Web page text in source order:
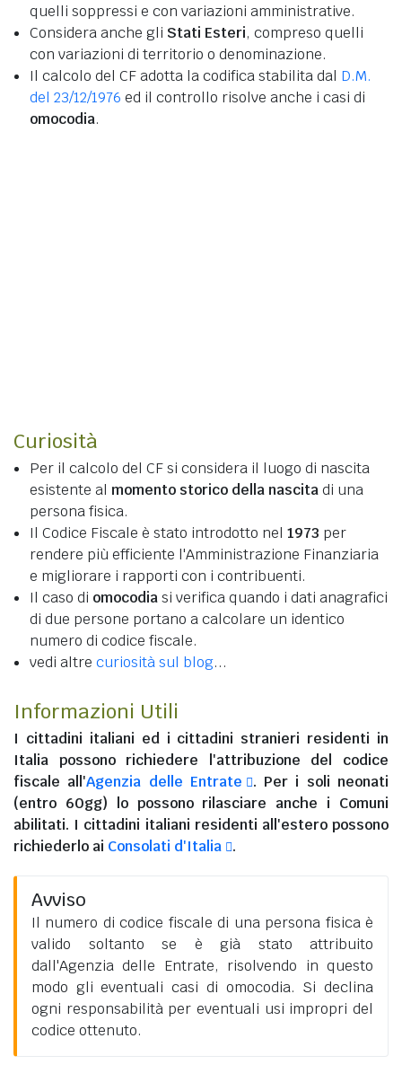
quelli soppressi e con variazioni amministrative.
Considera anche gli Stati Esteri, compreso quelli
con variazioni di territorio o denominazione.
Il calcolo del CF adotta la codifica stabilita dal D.M.
del 23/12/1976 ed il controllo risolve anche i casi di
omocodia.
Curiosità
Per il calcolo del CF si considera il luogo di nascita
esistente al momento storico della nascitadi una
persona fisica.
Il Codice Fiscale è stato introdotto nel 1973 per
rendere più efficiente l'Amministrazione Finanziaria
e migliorare i rapporti con i contribuenti.
Il caso di omocodiasi verifica quando i dati anagrafici
di due persone portano a calcolare un identico
numero di codice fiscale.
vedi altre curiosità sul blog...
Informazioni Utili
I cittadini italiani ed i cittadini stranieri residenti in
Italia possono richiedere l'attribuzione del codice
fiscale all'Agenzia delle Entrate
. Per i soli neonati
(entro 60gg) lo possono rilasciare anche i Comuni
abilitati. I cittadini italiani residenti all'esteropossono
richiederlo ai Consolati d'Italia .
Avviso
Il numero di codice fiscale di una persona fisica è
valido soltanto se è già stato attribuito
dall'Agenzia delle Entrate, risolvendo in questo
modo gli eventuali casi di omocodia. Si declina
ogni responsabilità per eventuali usi impropri del
codice ottenuto.